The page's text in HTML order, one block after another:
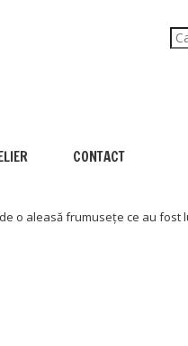
CONTACT
o aleasă frumusețe ce au fost